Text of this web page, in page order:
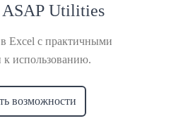
ASAP Utilities
Excel с практичными
использованию.
возможности